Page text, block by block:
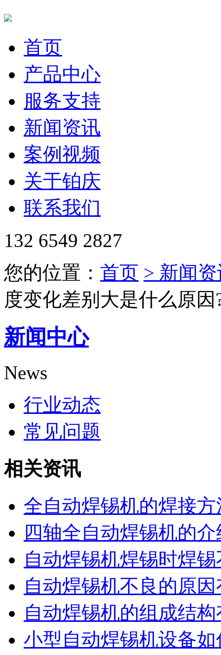
首页
产品中心
服务支持
新闻资讯
案例视频
关于铂庆
联系我们
132 6549 2827
您的位置： 首页 > 新闻
度变化差别大是什么原因
新闻中心
News
行业动态
常见问题
相关资讯
全自动焊锡机的焊接方
四轴全自动焊锡机的介
自动焊锡机焊锡时焊
自动焊锡机不良的原
自动焊锡机的组成结
小型自动焊锡机设备